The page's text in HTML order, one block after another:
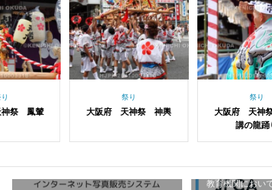
天神祭 神輿
大阪府 天神祭 地車
大阪府
講
教育機関におい